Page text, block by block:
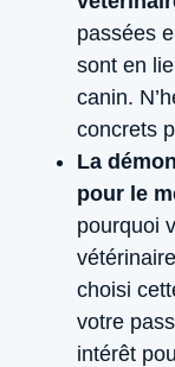
passées
sont en
canin.
concrets
La
pour le
pourquoi
choisi
votre
intérêt